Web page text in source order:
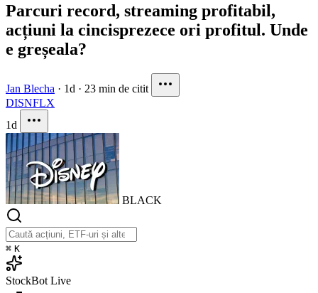
Parcuri record, streaming profitabil,
acțiuni la cincisprezece ori profitul. Unde
e greșeala?
Jan Blecha · 1d · 23 min de citit
DISNFLX
1d
BLACK
⌘ K
StockBot Live